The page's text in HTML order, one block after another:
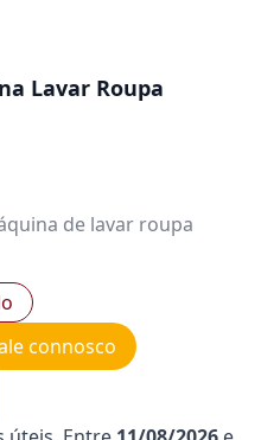
Lavar Roupa
de lavar roupa
connosco